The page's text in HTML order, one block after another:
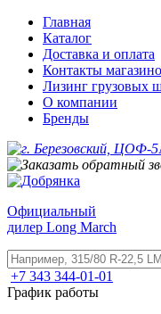
Главная
Каталог
Доставка и оплата
Контакты
Лизинг грузовых
О компании
Бренды
Официальный
дилер Long March
+7 343 344-01-01
График работы